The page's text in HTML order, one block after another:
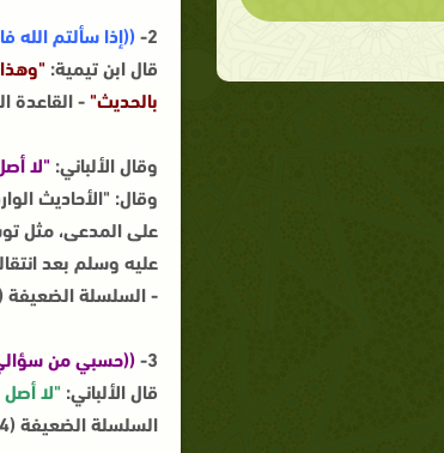
2- ((إذا سألتم الله
قال ابن تيمية:
بالحديث" - القاعدة
وقال الألباني: "لا
وقال: "الأحاديث
على المدعى، مثل
عليه وسلم بعد
- السلسلة الضعيفة
3- ((حسبي من
قال الألباني: "لا
السلسلة الضعيفة (1/74).